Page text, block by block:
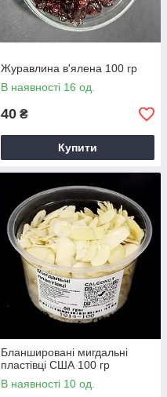
Журавлина в'ялена 100 гр
В наявності 16 од.
40 ₴
Купити
Бланшировані мигдальні
пластівці США 100 гр
В наявності 10 од.